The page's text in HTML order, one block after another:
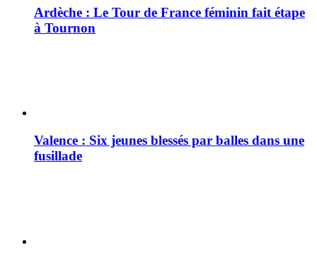
Ardèche : Le Tour de France féminin fait étape
à Tournon
Valence : Six jeunes blessés par balles dans une
fusillade